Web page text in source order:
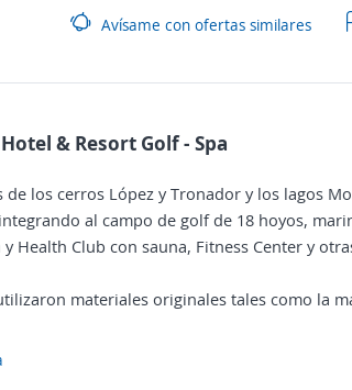
Avísame con ofertas similares
& Resort Golf - Spa
de los cerros López y Tronador y los lagos
al campo de golf de 18 hoyos,
Health Club con sauna, Fitness Center y
materiales originales tales como la